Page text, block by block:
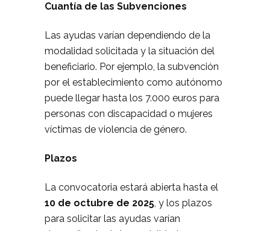
Cuantía de las Subvenciones
Las ayudas varían dependiendo de la
modalidad solicitada y la situación del
beneficiario. Por ejemplo, la subvención
por el establecimiento como autónomo
puede llegar hasta los 7.000 euros para
personas con discapacidad o mujeres
víctimas de violencia de género.
Plazos
La convocatoria estará abierta hasta el
10 de octubre de 2025, y los plazos
para solicitar las ayudas varían